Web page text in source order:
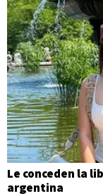
Le conceden la
argentina